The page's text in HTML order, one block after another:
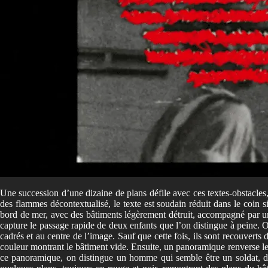
Une succession d’une dizaine de plans défile avec ces textes-
des flammes décontextualisé, le texte est soudain réduit dans le
bord de mer, avec des bâtiments légèrement détruit, accompagné
capture le passage rapide de deux enfants que l’on distingue à
cadrés et au centre de l’image. Sauf que cette fois, ils sont
couleur montrant le bâtiment vide. Ensuite, un panoramique renverse
ce panoramique, on distingue un homme qui semble être un soldat,